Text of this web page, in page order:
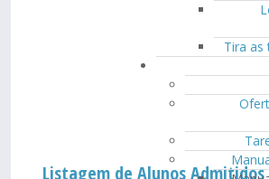
Tira as
Listagem de Alunos Admitidos